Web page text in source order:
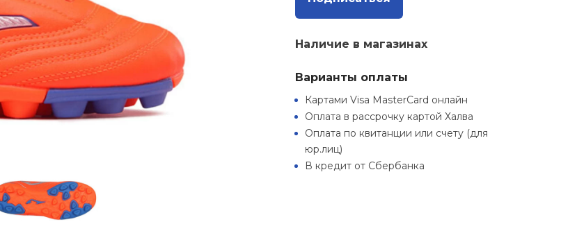
Наличие в магазинах
Варианты оплаты
Картами Visa MasterCard онлайн
Оплата в рассрочку картой Халва
Оплата по квитанции или счету (для
юр.лиц)
В кредит от Сбербанка